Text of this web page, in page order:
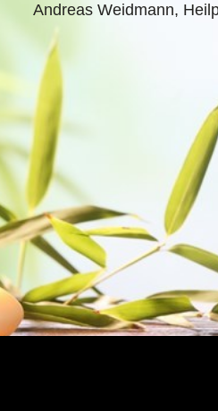
Andreas Weidmann,